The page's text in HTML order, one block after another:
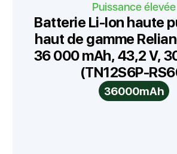
Puissance élevée
Batterie Li-Ion haute
haut de gamme
36 000 mAh, 43,2 V,
(TN12S6P-
36000mAh